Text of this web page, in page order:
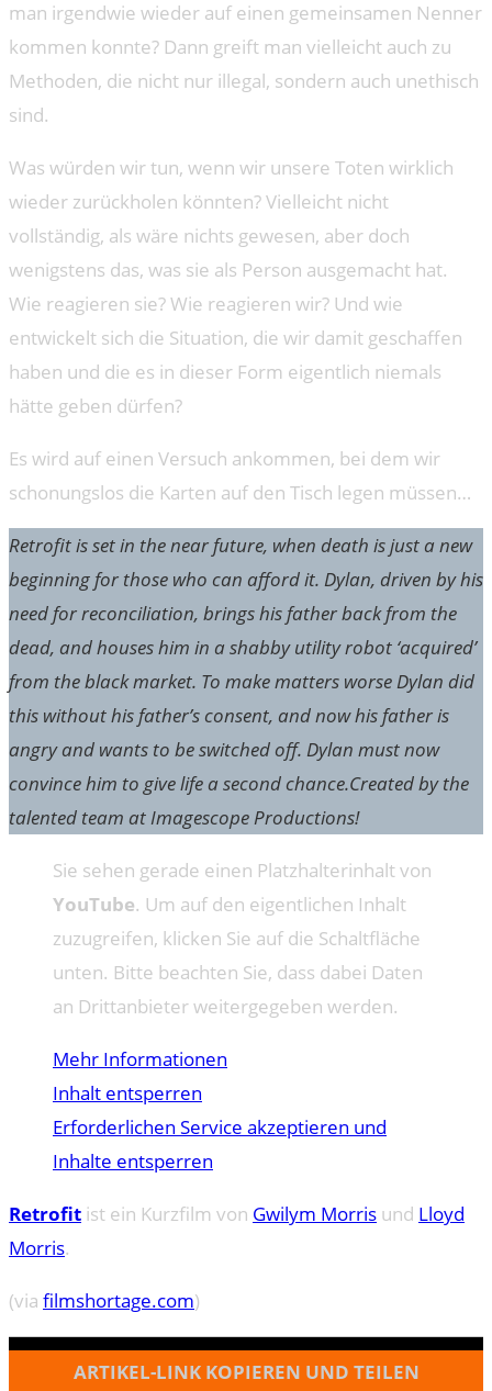
man irgendwie wieder auf einen gemeinsamen Nenner
kommen konnte? Dann greift man vielleicht auch zu
Methoden, die nicht nur illegal, sondern auch unethisch
sind.
Was würden wir tun, wenn wir unsere Toten wirklich
wieder zurückholen könnten? Vielleicht nicht
vollständig, als wäre nichts gewesen, aber doch
wenigstens das, was sie als Person ausgemacht hat.
Wie reagieren sie? Wie reagieren wir? Und wie
entwickelt sich die Situation, die wir damit geschaffen
haben und die es in dieser Form eigentlich niemals
hätte geben dürfen?
Es wird auf einen Versuch ankommen, bei dem wir
schonungslos die Karten auf den Tisch legen müssen…
Retrofit is set in the near future, when death is just a new
beginning for those who can afford it. Dylan, driven by his
need for reconciliation, brings his father back from the
dead, and houses him in a shabby utility robot ‘acquired’
from the black market. To make matters worse Dylan did
this without his father’s consent, and now his father is
angry and wants to be switched off. Dylan must now
convince him to give life a second chance.Created by the
talented team at Imagescope Productions!
Sie sehen gerade einen Platzhalterinhalt von
YouTube. Um auf den eigentlichen Inhalt
zuzugreifen, klicken Sie auf die Schaltfläche
unten. Bitte beachten Sie, dass dabei Daten
an Drittanbieter weitergegeben werden.
Mehr Informationen
Inhalt entsperren
Erforderlichen Service akzeptieren und
Inhalte entsperren
Retrofit ist ein Kurzfilm von Gwilym Morris und Lloyd
Morris.
(via filmshortage.com)
ARTIKEL-LINK KOPIEREN UND TEILEN